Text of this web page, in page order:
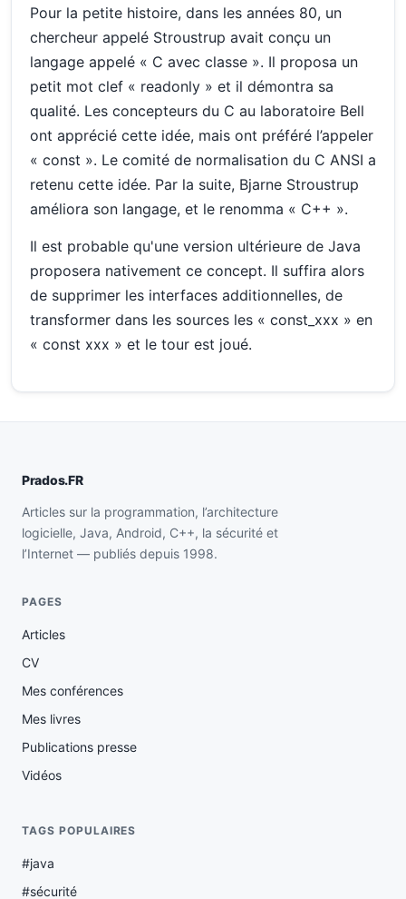
Pour la petite histoire, dans les années 80, un
chercheur appelé Stroustrup avait conçu un
langage appelé « C avec classe ». Il proposa un
petit mot clef « readonly » et il démontra sa
qualité. Les concepteurs du C au laboratoire Bell
ont apprécié cette idée, mais ont préféré l’appeler
« const ». Le comité de normalisation du C ANSI a
retenu cette idée. Par la suite, Bjarne Stroustrup
améliora son langage, et le renomma « C++ ».
Il est probable qu'une version ultérieure de Java
proposera nativement ce concept. Il suffira alors
de supprimer les interfaces additionnelles, de
transformer dans les sources les « const_xxx » en
« const xxx » et le tour est joué.
Prados.FR
Articles sur la programmation, l’architecture
logicielle, Java, Android, C++, la sécurité et
l’Internet — publiés depuis 1998.
PAGES
Articles
CV
Mes conférences
Mes livres
Publications presse
Vidéos
TAGS POPULAIRES
#java
#sécurité